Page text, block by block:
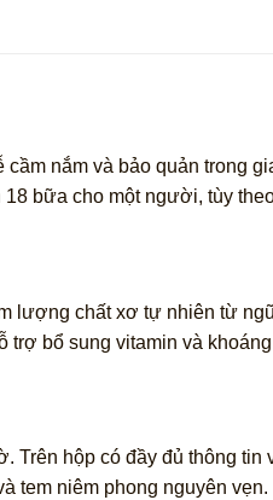
nắm và bảo quản trong
bữa cho một người, tùy
chất xơ tự nhiên từ
bổ sung vitamin và
Trên hộp có đầy đủ thông
tem niêm phong nguyên vẹn.